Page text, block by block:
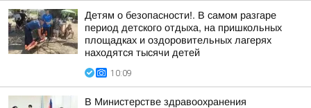
Детям о безопасности!. В самом разгаре
период детского отдыха, на пришкольных
площадках и оздоровительных лагерях
находятся тысячи детей
10:09
В Министерстве здравоохранения